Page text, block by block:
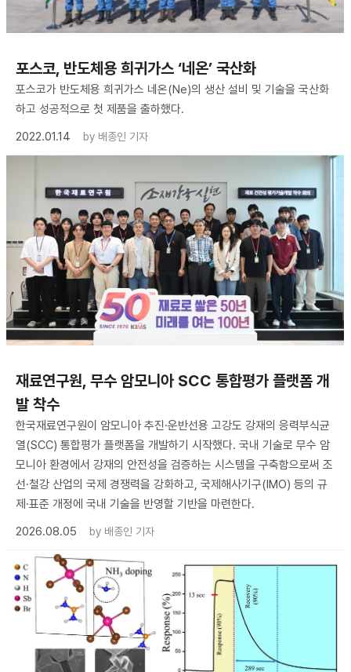
포스코, 반도체용 희귀가스 ‘네온’ 국산화
포스코가 반도체용 희귀가스 네온(Ne)의 생산 설비 및 기술을 국산화
하고 성공적으로 첫 제품을 출하했다.
2022.01.14
by 배종인 기자
재료연구원, 무수 암모니아 SCC 통합평가 플랫폼 개
발 착수
한국재료연구원이 암모니아 추진·운반선용 고강도 강재의 응력부식균
열(SCC) 통합평가 플랫폼을 개발하기 시작했다. 국내 기술로 무수 암
모니아 환경에서 강재의 안전성을 검증하는 시스템을 구축함으로써 조
선·철강 산업의 국제 경쟁력을 강화하고, 국제해사기구(IMO) 등의 규
제·표준 개정에 국내 기술을 반영할 기반을 마련한다.
2026.08.05
by 배종인 기자